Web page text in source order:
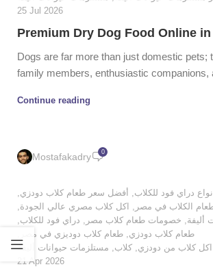
25 Jul 2026
Premium Dry Dog Food Online
Dogs are far more than just domestic pets;
family members, enthusiastic companions,
Continue reading
Mostafakadry 0
دراي فود للكلاب, أفضل سعر طعام كلاب دودزي,
الكلاب في مصر , اكل كلاب مصري عالي الجودة,
أليفة, خصومات طعام كلاب مصر , دراي فود للكلاب,
طعام كلاب دودزي, طعام كلاب دوديزي في مصر
كلاب من دودزي, كلاب, مستلزمات حيوانات أليفة
21 Apr 2026